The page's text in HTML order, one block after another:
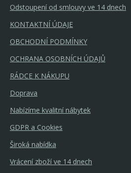
Odstoupení od smlouvy ve 14 dnech
KONTAKTNÍ ÚDAJE
OBCHODNÍ PODMÍNKY
OCHRANA OSOBNÍCH ÚDAJŮ
RÁDCE K NÁKUPU
Doprava
Nabízíme kvalitní nábytek
GDPR a Cookies
Široká nabídka
Vrácení zboží ve 14 dnech